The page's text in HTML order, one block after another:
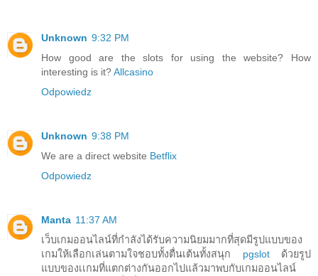
Unknown 9:32 PM
How good are the slots for using the website? How
interesting is it?Allcasino
Odpowiedz
Unknown 9:38 PM
We are a direct website Betflix
Odpowiedz
Manta 11:37 AM
เว็บเกมออนไลน์ที่กำลังได้รับความนิยมมากที่สุดมีรูปแบบของ
เกมให้เลือกเล่นตามใจชอบทั้งตื่นเต้นทั้งสนุก pgslotด้วยรูป
แบบของเเกมที่แตกต่างกันออกไปแล้วมาพบกับเกมออนไลน์